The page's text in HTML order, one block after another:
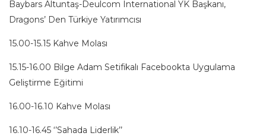
Baybars Altuntaş-Deulcom International YK Başkanı,
Dragons’ Den Türkiye Yatırımcısı
15.00-15.15 Kahve Molası
15.15-16.00 Bilge Adam Setifikalı Facebookta Uygulama
Geliştirme Eğitimi
16.00-16.10 Kahve Molası
16.10-16.45 ‘’Sahada Liderlik’’